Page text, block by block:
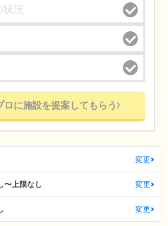
ロに施設を提案してもらう
変更
〜上限なし 変更
変更